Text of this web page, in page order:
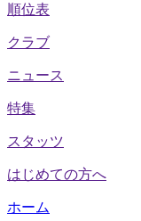
順位表
クラブ
ニュース
特集
スタッツ
はじめての方へ
ホーム